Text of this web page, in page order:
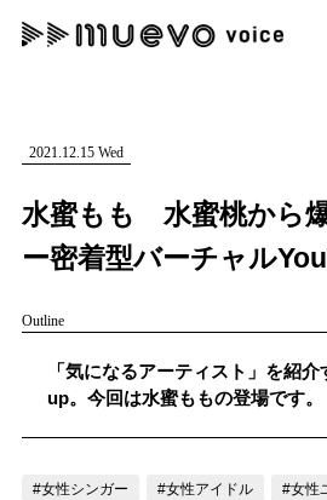
記事を検索する
人気ワード
#男性SSW #ポップス #女性SSW
"読者の声を形にする”音楽特
MENU
記事一覧
2021.12.15 Wed
水蜜もも 水蜜桃から
ー密着型バーチャル
Outline
「気になるアーティスト」を紹
up。今回は水蜜ももの登場です。
#女性シンガー #女性アイドル #女性